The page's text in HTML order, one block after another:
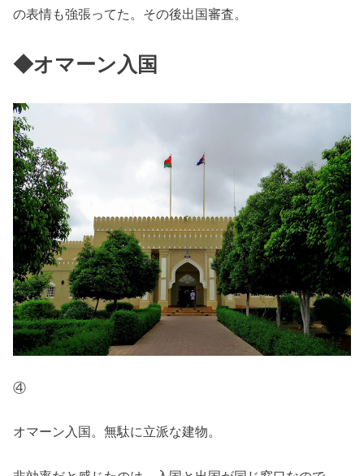
の表情も強張ってた。その後出国審査。
◆オマーン入国
④
オマーン入国。無駄に立派な建物。